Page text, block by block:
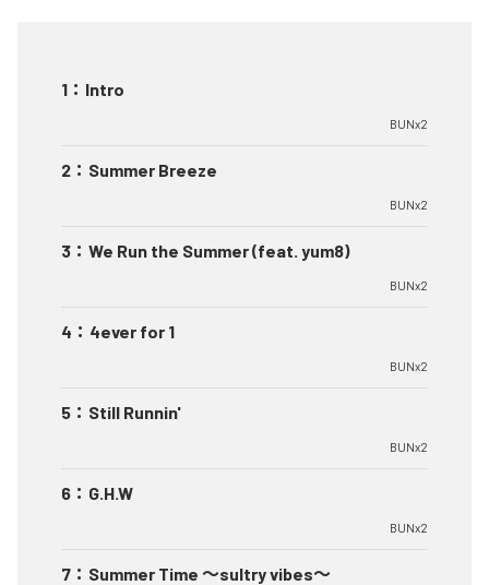
1 ： Intro
BUNx2
2 ： Summer Breeze
BUNx2
3 ： We Run the Summer (feat. yum8)
BUNx2
4 ： 4ever for 1
BUNx2
5 ： Still Runnin'
BUNx2
6 ： G.H.W
BUNx2
7 ： Summer Time 〜sultry vibes〜